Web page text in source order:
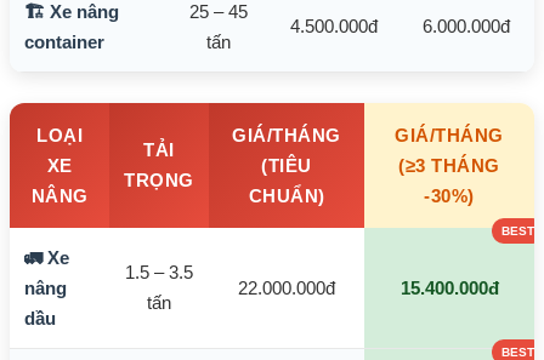
🏗️ Xe nâng
container
25 – 45
tấn
4.500.000đ 6.000.000đ
LOẠI
XE
NÂNG
TẢI
TRỌNG
GIÁ/THÁNG
(TIÊU
CHUẨN)
GIÁ/THÁNG
(≥3 THÁNG
-30%)
🚛 Xe
nâng
dầu
1.5 – 3.5
tấn
22.000.000đ 15.400.000đ